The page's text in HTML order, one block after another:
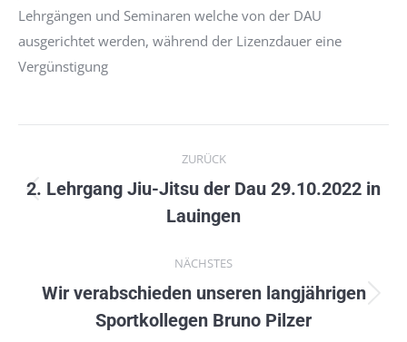
Lehrgängen und Seminaren welche von der DAU
ausgerichtet werden, während der Lizenzdauer eine
Vergünstigung
ZURÜCK
Vorheriger
Beitrag:
2. Lehrgang Jiu-Jitsu der Dau 29.10.2022 in
Lauingen
NÄCHSTES
Nächster
Beitrag:
Wir verabschieden unseren langjährigen
Sportkollegen Bruno Pilzer